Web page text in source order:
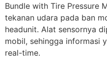
Bundle with Tire Pressure
tekanan udara pada ban
headunit. Alat sensornya
mobil, sehingga informasi
real-time.